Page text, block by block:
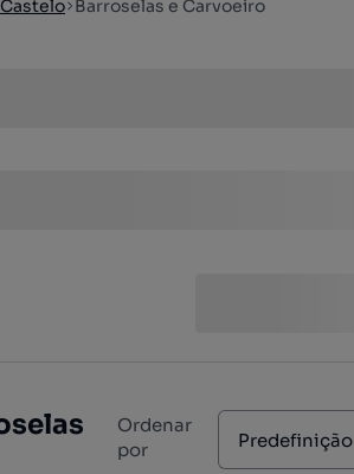
Barroselas e Carvoeiro
Ordenar
por
Predefinição